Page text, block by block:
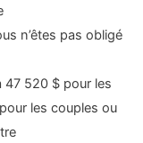
n’êtes pas obligé
47 520 $ pour les
les couples ou